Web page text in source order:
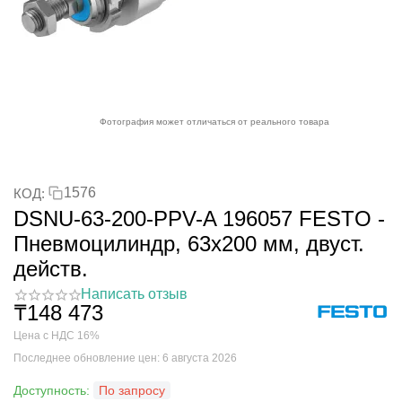
Фотография может отличаться от реального товара
КОД: 1576
DSNU-63-200-PPV-A 196057 FESTO -
Пневмоцилиндр, 63x200 мм, двуст.
действ.
Написать отзыв
₸148 473
Цена с НДС 16%
Последнее обновление цен: 6 августа 2026
Доступность: По запросу